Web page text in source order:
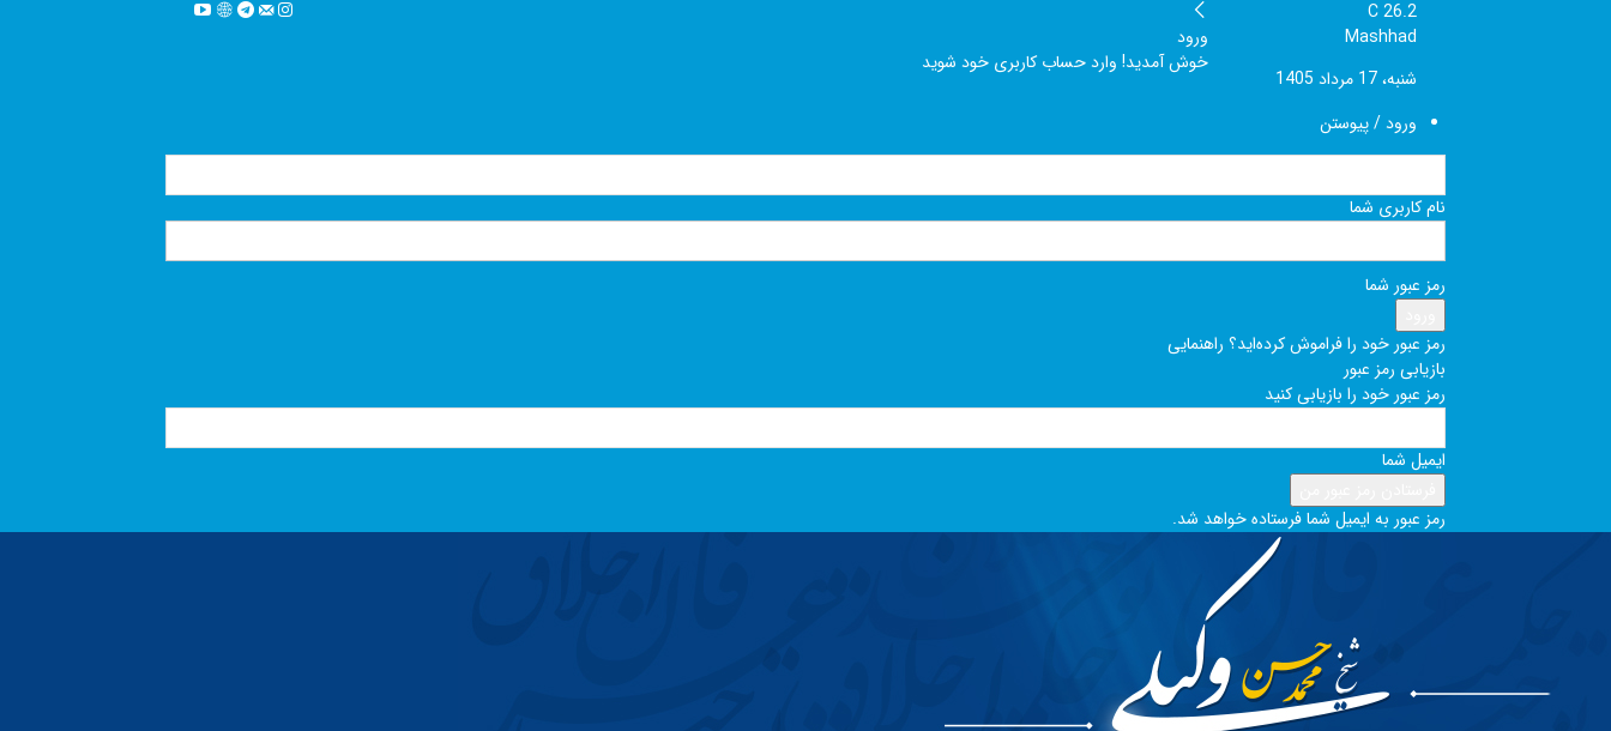
26.2
C
Mashhad
شنبه، 17 مرداد 1405
ورود / پیوستن
ورود
خوش آمدید! وارد حساب کاربری خود شوید
نام کاربری شما
رمز عبور شما
رمز عبور خود را فراموش کرده‌اید؟ راهنمایی
بازیابی رمز عبور
رمز عبور خود را بازیابی کنید
ایمیل شما
رمز عبور به ایمیل شما فرستاده خواهد شد.